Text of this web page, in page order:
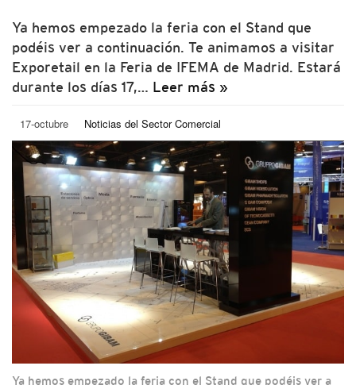
Ya hemos empezado la feria con el Stand que
podéis ver a continuación. Te animamos a visitar
Exporetail en la Feria de IFEMA de Madrid. Estará
durante los días 17,… Leer más »
17-octubre Noticias del Sector Comercial
Ya hemos empezado la feria con el Stand que podéis ver a